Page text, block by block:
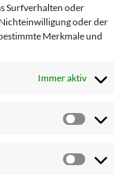
Surfverhalten oder
oder der
Merkmale und
Immer aktiv